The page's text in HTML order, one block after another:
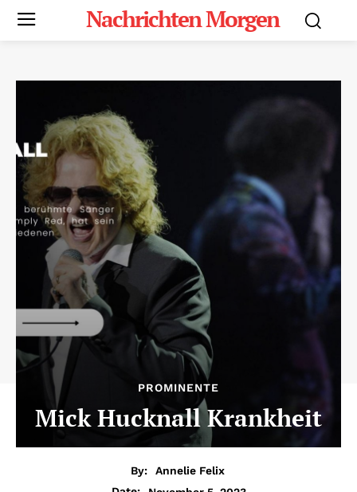
Nachrichten Morgen
PROMINENTE
Mick Hucknall Krankheit
By:
Annelie Felix